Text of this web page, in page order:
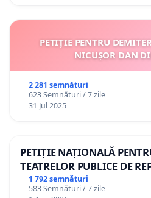
PETIȚIE PENTRU
NICUȘOR DAN
2 281 semnături
623 Semnături / 7 zile
31 Jul 2025
PETIȚIE NAȚIONALĂ
TEATRELOR PUBLICE DE
ROMÂNIA
1 792 semnături
583 Semnături / 7 zile